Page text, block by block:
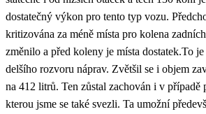
dostatečný výkon pro tento typ vozu.
kritizována za méně místa pro kolena
změnilo a před koleny je místa dostatek.To
delšího rozvoru náprav. Zvětšil se i objem
na 412 litrů. Ten zůstal zachován i v
kterou jsme se také svezli. Ta umožní